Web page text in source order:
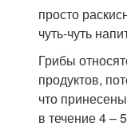
просто
чуть-чуть
Грибы
продуктов,
что
в течение 4 –